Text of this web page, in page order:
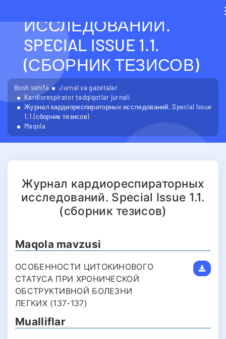
ИССЛЕДОВАНИЙ.
SPECIAL ISSUE 1.1.
(СБОРНИК ТЕЗИСОВ)
Bosh sahifa
Jurnal va gazetalar
Kardiorespirator tadqiqotlar jurnali
Журнал кардиореспираторных исследований. Special Issue
1.1.(сборник тезисов)
Maqola
Журнал кардиореспираторных
исследований. Special Issue 1.1.
(сборник тезисов)
Maqola mavzusi
ОСОБЕННОСТИ ЦИТОКИНОВОГО
СТАТУСА ПРИ ХРОНИЧЕСКОЙ
ОБСТРУКТИВНОЙ БОЛЕЗНИ
ЛЕГКИХ (137-137)
Mualliflar